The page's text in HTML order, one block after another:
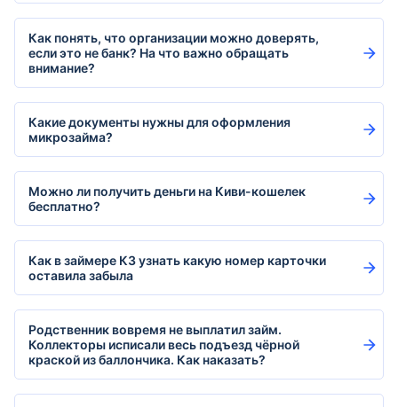
Как понять, что организации можно доверять,
если это не банк? На что важно обращать
внимание?
Какие документы нужны для оформления
микрозайма?
Можно ли получить деньги на Киви-кошелек
бесплатно?
Как в займере КЗ узнать какую номер карточки
оставила забыла
Родственник вовремя не выплатил займ.
Коллекторы исписали весь подъезд чёрной
краской из баллончика. Как наказать?